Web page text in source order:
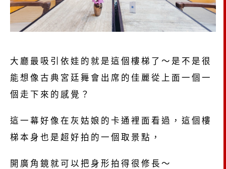
大廳最吸引依娃的就是這個樓梯了～是不是很
能想像古典宮廷舞會出席的佳麗從上面一個一
個走下來的感覺？
這一幕好像在灰姑娘的卡通裡面看過，這個樓
梯本身也是超好拍的一個取景點，
開廣角鏡就可以把身形拍得很修長～